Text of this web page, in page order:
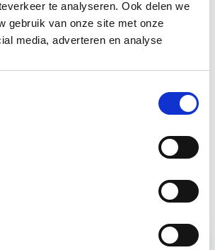
te analyseren. Ook delen we
gebruik van onze site met onze
media, adverteren en analyse
voor Vastgoed- &
Start do
Start do 4 mrt
Vastgoed en